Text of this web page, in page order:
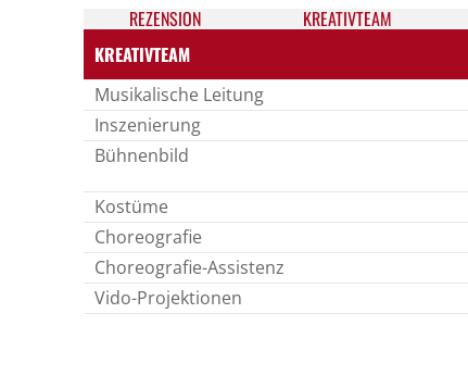
REZEN­SION KREATIV­TEAM
KREATIVTEAM
Musikalische Leitung
Inszenierung
Bühnenbild
Kostüme
Choreografie
Choreografie-Assistenz
Vido-Projektionen